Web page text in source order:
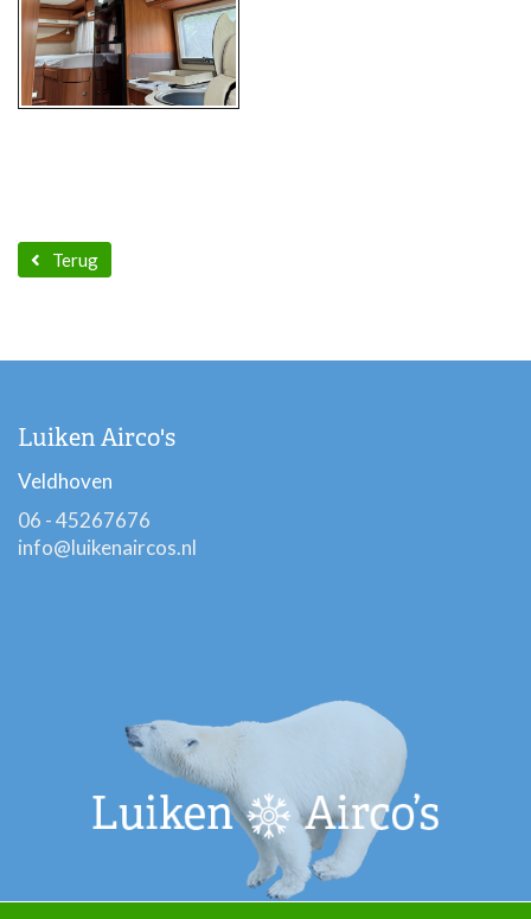
Terug
Luiken Airco's
Veldhoven
06 - 45267676
info@luikenaircos.nl